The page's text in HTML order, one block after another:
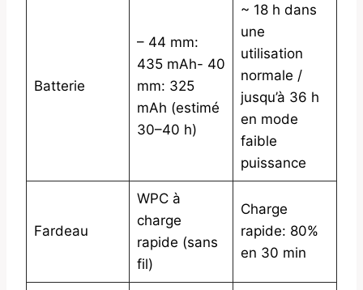
Batterie
– 44 mm:
435 mAh- 40
mm: 325
mAh (estimé
30–40 h)
~ 18 h dans
une
utilisation
normale /
jusqu’à 36 h
en mode
faible
puissance
Fardeau
WPC à
charge
rapide (sans
fil)
Charge
rapide: 80%
en 30 min